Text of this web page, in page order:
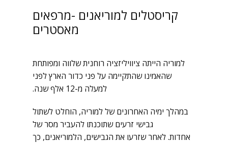
קריסטלים למוריאנים -מרפאים
מאסטרים
למוריה הייתה ציוויליזציה רוחנית שלווה ומפותחת
שהאמינו שהתקיימה על פני כדור הארץ לפני
למעלה מ-12 אלף שנה.
במהלך ימיה האחרונים של למוריה, הוחלט לשתול
גבישי זרעים שתוכנתו להעביר מסר של
אחדות. לאחר שזרעו את הגבישים, הלמוריאנים, כך